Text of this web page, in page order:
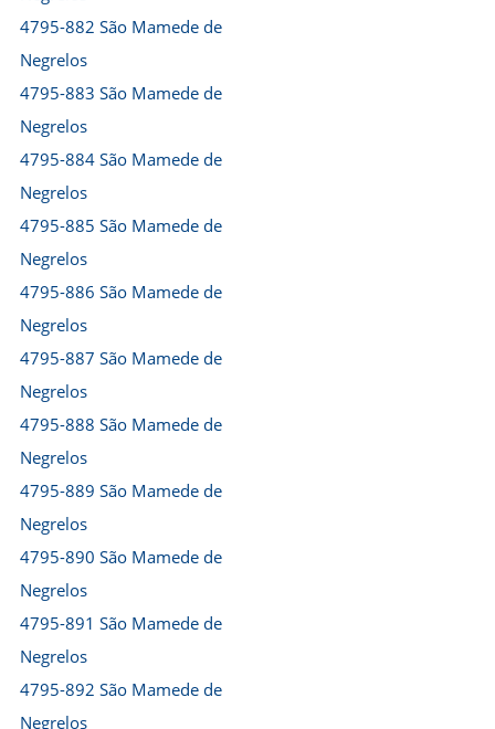
4795-882 São Mamede de
Negrelos
4795-883 São Mamede de
Negrelos
4795-884 São Mamede de
Negrelos
4795-885 São Mamede de
Negrelos
4795-886 São Mamede de
Negrelos
4795-887 São Mamede de
Negrelos
4795-888 São Mamede de
Negrelos
4795-889 São Mamede de
Negrelos
4795-890 São Mamede de
Negrelos
4795-891 São Mamede de
Negrelos
4795-892 São Mamede de
Negrelos